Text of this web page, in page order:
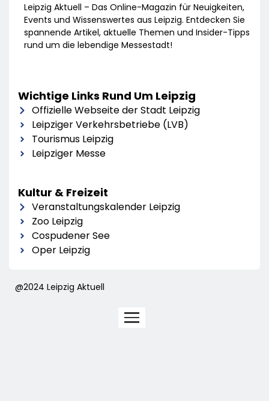
Leipzig Aktuell – Das Online-Magazin für Neuigkeiten,
Events und Wissenswertes aus Leipzig. Entdecken Sie
spannende Artikel, aktuelle Themen und Insider-Tipps
rund um die lebendige Messestadt!
Wichtige Links Rund Um Leipzig
Offizielle Webseite der Stadt Leipzig
Leipziger Verkehrsbetriebe (LVB)
Tourismus Leipzig
Leipziger Messe
Kultur & Freizeit
Veranstaltungskalender Leipzig
Zoo Leipzig
Cospudener See
Oper Leipzig
@2024 Leipzig Aktuell